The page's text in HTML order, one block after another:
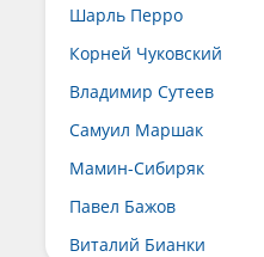
Шарль Перро
Корней Чуковский
Владимир Сутеев
Самуил Маршак
Мамин-Сибиряк
Павел Бажов
Виталий Бианки